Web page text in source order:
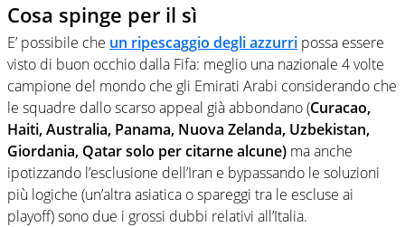
Cosa spinge per il sì
E’ possibile che un ripescaggio degli azzurri possa essere
visto di buon occhio dalla Fifa: meglio una nazionale 4 volte
campione del mondo che gli Emirati Arabi considerando che
le squadre dallo scarso appeal già abbondano (Curacao,
Haiti, Australia, Panama, Nuova Zelanda, Uzbekistan,
Giordania, Qatar solo per citarne alcune) ma anche
ipotizzando l’esclusione dell’Iran e bypassando le soluzioni
più logiche (un’altra asiatica o spareggi tra le escluse ai
playoff) sono due i grossi dubbi relativi all’Italia.